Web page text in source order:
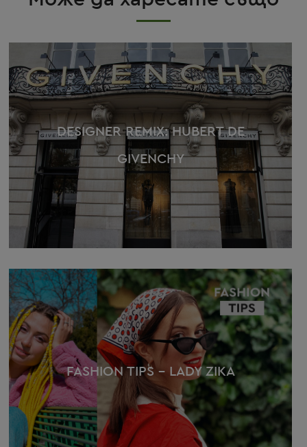
DESIGNER REMIX: HUBERT DE
GIVENCHY
FASHION TIPS – LADY ZIKA